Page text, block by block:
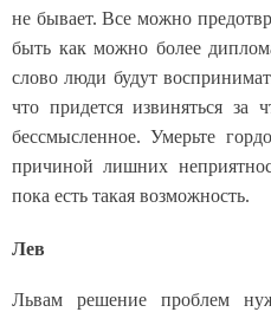
не бывает. Все можно
быть как можно более
слово люди будут
что придется извиняться за
бессмысленное. Умерьте
причиной лишних
пока есть такая возможность.
Лев
Львам решение проблем